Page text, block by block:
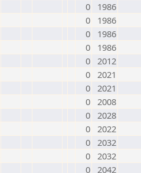
0
1986
0
1986
0
1986
0
1986
0 2012
0 2021
0 2021
0 2008
0 2028
0 2022
0 2032
0 2032
0 2042